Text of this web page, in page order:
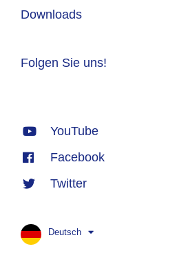
Downloads
Folgen Sie uns!
YouTube
Facebook
Twitter
Deutsch